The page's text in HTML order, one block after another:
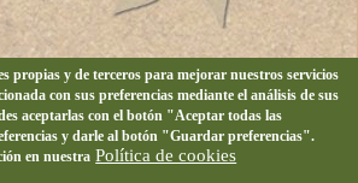
propias y de terceros para mejorar nuestros servicios
con sus preferencias mediante el análisis de sus
aceptarlas con el botón "Aceptar todas las
y darle al botón "Guardar preferencias".
en nuestra Política de cookies